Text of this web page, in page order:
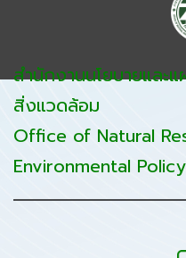
สำนักงานนโยบายและ
สิ่งแวดล้อม
Office of Natural
Environmental